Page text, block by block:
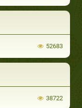
52683
38722